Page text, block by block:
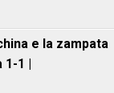
e la zampata
1-1 |